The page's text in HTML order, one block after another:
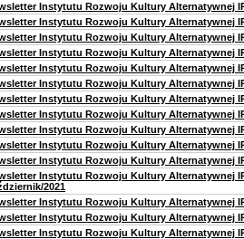
Instytutu Rozwoju Kultury Alternatywnej
Instytutu Rozwoju Kultury Alternatywnej
Instytutu Rozwoju Kultury Alternatywnej
Instytutu Rozwoju Kultury Alternatywnej
Instytutu Rozwoju Kultury Alternatywnej
Instytutu Rozwoju Kultury Alternatywnej
Instytutu Rozwoju Kultury Alternatywnej
Instytutu Rozwoju Kultury Alternatywnej
Instytutu Rozwoju Kultury Alternatywnej
Instytutu Rozwoju Kultury Alternatywnej
Instytutu Rozwoju Kultury Alternatywnej
Instytutu Rozwoju Kultury Alternatywnej
2021
Instytutu Rozwoju Kultury Alternatywnej
Instytutu Rozwoju Kultury Alternatywnej
Instytutu Rozwoju Kultury Alternatywnej